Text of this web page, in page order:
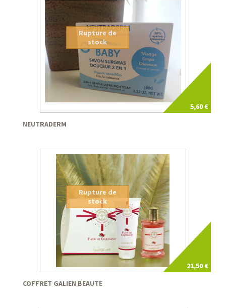
5,60 €
Rupture de
stock
NEUTRADERM
21,50 €
Rupture de
stock
COFFRET GALIEN BEAUTE